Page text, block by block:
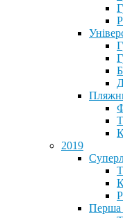
2019
Перша